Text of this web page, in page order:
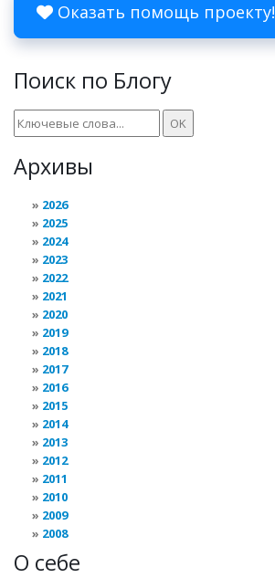
Оказать помощь проекту!
Поиск по Блогу
Архивы
2026
2025
2024
2023
2022
2021
2020
2019
2018
2017
2016
2015
2014
2013
2012
2011
2010
2009
2008
О себе